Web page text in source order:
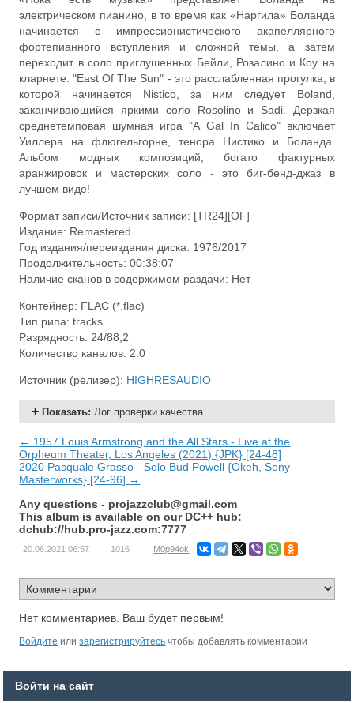
электрическом пианино, в то время как «Наргила» Боланда
начинается с импрессионистического акапеллярного
фортепианного вступления и сложной темы, а затем
переходит в соло приглушенных Бейли, Розалино и Коу на
кларнете. "East Of The Sun" - это расслабленная прогулка, в
которой начинается Nistico, за ним следует Boland,
заканчивающийся яркими соло Rosolino и Sadi. Дерзкая
среднетемповая шумная игра "A Gal In Calico" включает
Уиллера на флюгельгорне, тенора Нистико и Боланда.
Альбом модных композиций, богато фактурных
аранжировок и мастерских соло - это биг-бенд-джаз в
лучшем виде!
Формат записи/Источник записи: [TR24][OF]
Издание: Remastered
Год издания/переиздания диска: 1976/2017
Продолжительность: 00:38:07
Наличие сканов в содержимом раздачи: Нет
Контейнер: FLAC (*.flac)
Тип рипа: tracks
Разрядность: 24/88,2
Количество каналов: 2.0
Источник (релизер): HIGHRESAUDIO
Показать:Лог проверки качества
← 1957 Louis Armstrong and the All Stars - Live at the
Orpheum Theater, Los Angeles (2021) {JPK} [24-48]
2020 Pasquale Grasso - Solo Bud Powell {Okeh, Sony
Masterworks} [24-96] →
Any questions - projazzclub@gmail.com
This album is available on our DC++ hub:
dchub://hub.pro-jazz.com:7777
20.06.2021 06:57 1016 M0p94ok
Нет комментариев. Ваш будет первым!
Войдите илизарегистрируйтесь чтобы добавлять комментарии
Войти на сайт